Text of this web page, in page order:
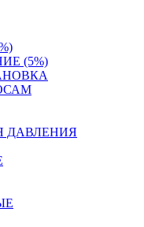
(5%)
ДАВЛЕНИЯ